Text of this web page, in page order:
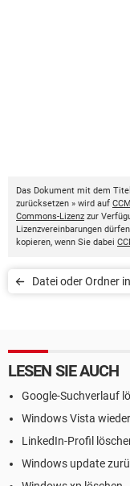
Das Dokument mit dem
zurücksetzen » wird auf CCM
Commons-Lizenz zur
Lizenzvereinbarungen
kopieren, wenn Sie dabei
Datei oder Ordner in
LESEN SIE AUCH
Google-Suchverlauf
Windows Vista
LinkedIn-Profil
Windows update